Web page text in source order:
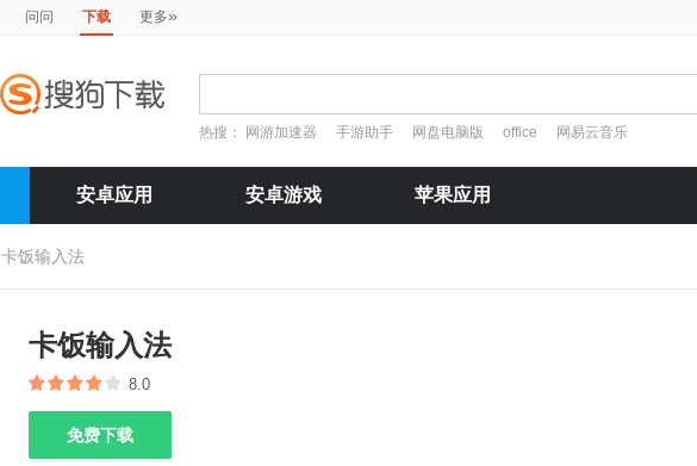
问问 下载 更多»
热搜： 网游加速器 手游助手 网盘电脑版 office 网易云音乐
安卓应用 安卓游戏 苹果应用
卡饭输入法
卡饭输入法
8.0
免费下载